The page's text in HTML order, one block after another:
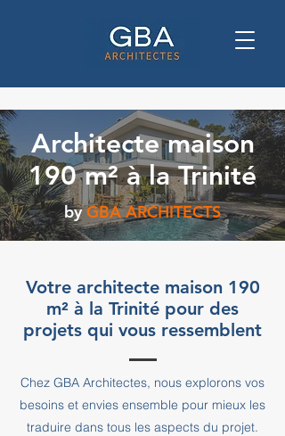
Architecte maison
190 m² à la Trinité
by GBA ARCHITECTS
Votre architecte maison 190
m² à la Trinité pour des
projets qui vous ressemblent
Chez GBA Architectes, nous explorons vos
besoins et envies ensemble pour mieux les
traduire dans tous les aspects du projet.